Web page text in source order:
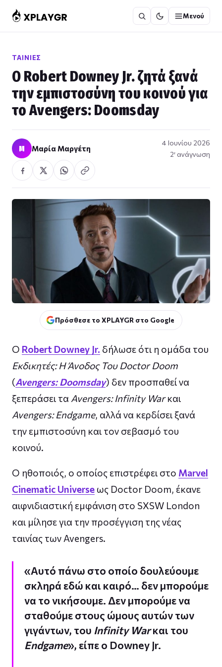
στο
περιεχόμενο
Μενού
ΤΑΙΝΊΕΣ
Ο Robert Downey Jr. ζητά ξανά
την εμπιστοσύνη του κοινού για
το Avengers: Doomsday
Μ Μαρία Μαργέτη
4 Ιουνίου 2026
2′ ανάγνωση
Πρόσθεσε το XPLAYGR στο Google
Ο Robert Downey Jr. δήλωσε ότι η ομάδα του
Εκδικητές: Η Άνοδος Του Doctor Doom
(Avengers: Doomsday) δεν προσπαθεί να
ξεπεράσει τα Avengers: Infinity Warκαι
Avengers: Endgame, αλλά να κερδίσει ξανά
την εμπιστοσύνη και τον σεβασμό του
κοινού.
Ο ηθοποιός, ο οποίος επιστρέφει στο Marvel
Cinematic Universe ως Doctor Doom, έκανε
αιφνιδιαστική εμφάνιση στο SXSW London
και μίλησε για την προσέγγιση της νέας
ταινίας των Avengers.
«Αυτό πάνω στο οποίο δουλεύουμε
σκληρά εδώ και καιρό… δεν μπορούμε
να το νικήσουμε. Δεν μπορούμε να
σταθούμε στους ώμους αυτών των
γιγάντων, του Infinity Warκαι του
Endgame», είπε ο Downey Jr.